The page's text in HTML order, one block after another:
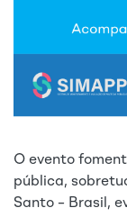
O evento
pública,
Santo – Brasil,